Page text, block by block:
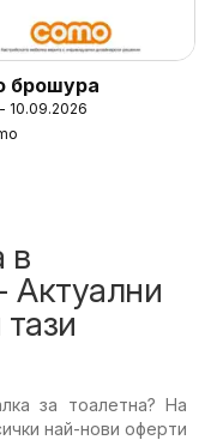
брошура
10.09.2026
в
Актуални
за тоалетна? На
най-нови оферти